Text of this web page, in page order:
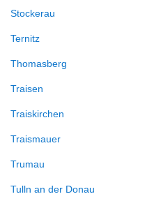
Stockerau
Ternitz
Thomasberg
Traisen
Traiskirchen
Traismauer
Trumau
Tulln an der Donau